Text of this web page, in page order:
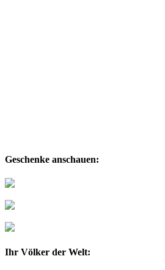
Geschenke anschauen:
Ihr Völker der Welt: